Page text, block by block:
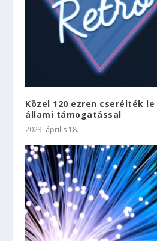
Közel 120 ezren cserélték
állami támogatással
2023. április 18.